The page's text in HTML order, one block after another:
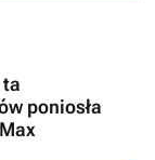
poniosła